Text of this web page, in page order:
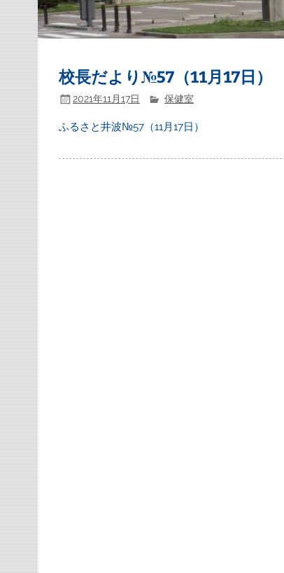
校長だより№57（11月17日）
2021年11月17日 保健室
ふるさと井波№57（11月17日）